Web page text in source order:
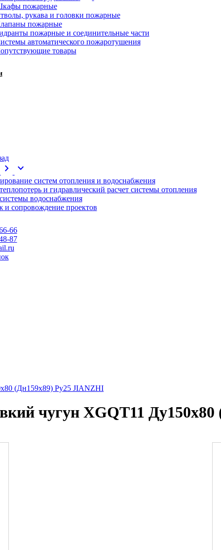
пожарные
рукава и головки пожарные
пожарные
пожарные и соединительные части
автоматического пожаротушения
товары
chevron_right expand_more
систем отопления и водоснабжения
и гидравлический расчет системы отопления
водоснабжения
и сопровождение проектов
66
87
(Дн159х89) Ру25 JIANZHI
чугун XGQT11